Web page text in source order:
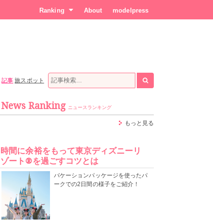
Ranking About modelpress
記事 旅スポット
News Ranking ニュースランキング
もっと見る
時間に余裕をもって東京ディズニーリ
ゾート®を過ごすコツとは
バケーションパッケージを使ったパ
ークでの2日間の様子をご紹介！